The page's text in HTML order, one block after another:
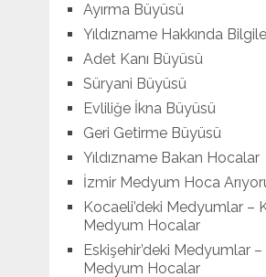
Ayırma Büyüsü
Yıldızname Hakkında
Adet Kanı Büyüsü
Süryani Büyüsü
Evliliğe İkna Büyüsü
Geri Getirme Büyüsü
Yıldızname Bakan Hocalar
İzmir Medyum Hoca
Kocaeli’deki Medyumlar –
Medyum Hocalar
Eskişehir’deki Medyumlar
Medyum Hocalar